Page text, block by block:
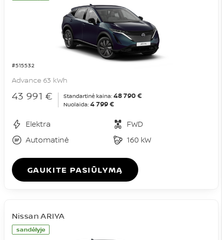
#515532
Advance 63 kWh
43 991 € Standartinė kaina: 48 790 €
Nuolaida: 4 799 €
Elektra
FWD
Automatinė
160 kW
GAUKITE PASIŪLYMĄ
sandėlyje
Nissan ARIYA